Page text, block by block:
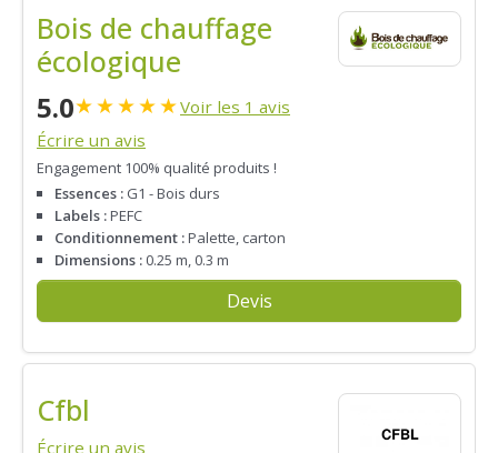
Bois de chauffage
écologique
5.0★★★★★Voir les 1 avis
Écrire un avis
Engagement 100% qualité produits !
Essences : G1 - Bois durs
Labels :PEFC
Conditionnement :Palette, carton
Dimensions : 0.25 m, 0.3 m
Devis
Cfbl
Écrire un avis